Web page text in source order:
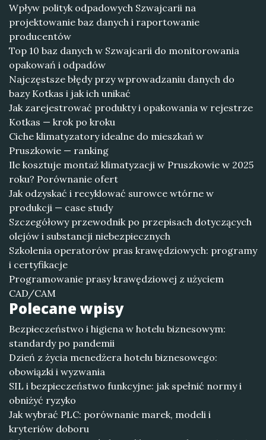
Wpływ polityk odpadowych Szwajcarii na
projektowanie baz danych i raportowanie
producentów
Top 10 baz danych w Szwajcarii do monitorowania
opakowań i odpadów
Najczęstsze błędy przy wprowadzaniu danych do
bazy Kotkas i jak ich unikać
Jak zarejestrować produkty i opakowania w rejestrze
Kotkas — krok po kroku
Ciche klimatyzatory idealne do mieszkań w
Pruszkowie — ranking
Ile kosztuje montaż klimatyzacji w Pruszkowie w 2025
roku? Porównanie ofert
Jak odzyskać i recyklować surowce wtórne w
produkcji — case study
Szczegółowy przewodnik po przepisach dotyczących
olejów i substancji niebezpiecznych
Szkolenia operatorów pras krawędziowych: programy
i certyfikacje
Programowanie prasy krawędziowej z użyciem
CAD/CAM
Polecane wpisy
Bezpieczeństwo i higiena w hotelu biznesowym:
standardy po pandemii
Dzień z życia menedżera hotelu biznesowego:
obowiązki i wyzwania
SIL i bezpieczeństwo funkcyjne: jak spełnić normy i
obniżyć ryzyko
Jak wybrać PLC: porównanie marek, modeli i
kryteriów doboru